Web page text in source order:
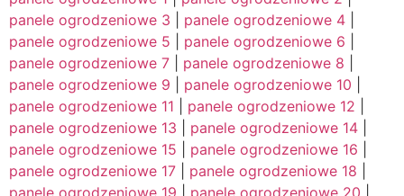
panele ogrodzeniowe 3
panele ogrodzeniowe 4
panele ogrodzeniowe 5
panele ogrodzeniowe 6
panele ogrodzeniowe 7
panele ogrodzeniowe 8
panele ogrodzeniowe 9
panele ogrodzeniowe 10
panele ogrodzeniowe 11
panele ogrodzeniowe 12
panele ogrodzeniowe 13
panele ogrodzeniowe 14
panele ogrodzeniowe 15
panele ogrodzeniowe 16
panele ogrodzeniowe 17
panele ogrodzeniowe 18